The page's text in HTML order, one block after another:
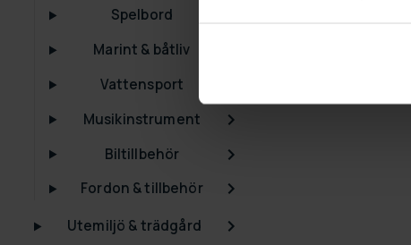
Spelbord
Marint & båtliv
Vattensport
Musikinstrument
Biltillbehör
Fordon & tillbehör
Utemiljö & trädgård